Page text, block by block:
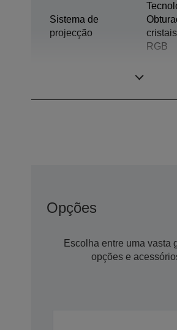
Sistema de
projecção
RGB
Opções
Escolha entre uma vasta
opções e